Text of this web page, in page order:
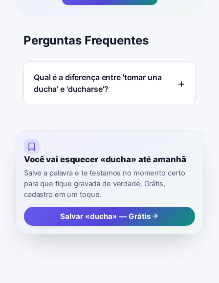
Perguntas Frequentes
Qual é a diferença entre 'tomar una
ducha' e 'ducharse'?
Você vai esquecer «ducha» até amanhã
Salve a palavra e te testamos no momento certo
para que fique gravada de verdade. Grátis,
cadastro em um toque.
Salvar «ducha» — Grátis